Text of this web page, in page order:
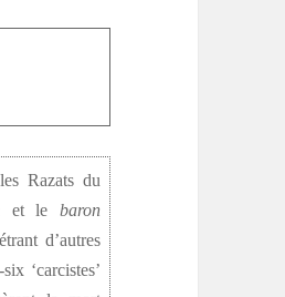
Razats du
et le baron
d’autres
‘carcistes’